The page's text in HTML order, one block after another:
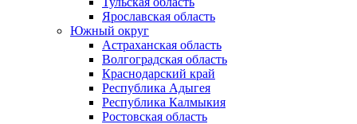
Ярославская область
Южный округ
Астраханская область
Волгоградская область
Краснодарский край
Республика Адыгея
Республика Калмыкия
Ростовская область